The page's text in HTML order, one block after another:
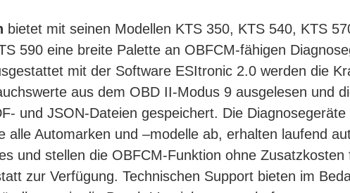
bietet mit seinen Modellen KTS 350, KTS 540, KTS
590 eine breite Palette an OBFCM-fähigen
mit der Software ESItronic 2.0 werden die
aus dem OBD II-Modus 9 ausgelesen und
und JSON-Dateien gespeichert. Die
alle Automarken und –modelle ab, erhalten laufend
und stellen die OBFCM-Funktion ohne Zusatzkosten
zur Verfügung. Technischen Support bieten im